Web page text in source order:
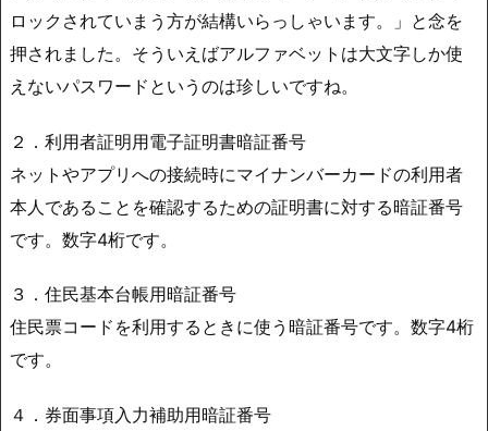
ロックされていまう方が結構いらっしゃいます。」と念を
押されました。そういえばアルファベットは大文字しか使
えないパスワードというのは珍しいですね。
２．利用者証明用電子証明書暗証番号
ネットやアプリへの接続時にマイナンバーカードの利用者
本人であることを確認するための証明書に対する暗証番号
です。数字4桁です。
３．住民基本台帳用暗証番号
住民票コードを利用するときに使う暗証番号です。数字4桁
です。
４．券面事項入力補助用暗証番号